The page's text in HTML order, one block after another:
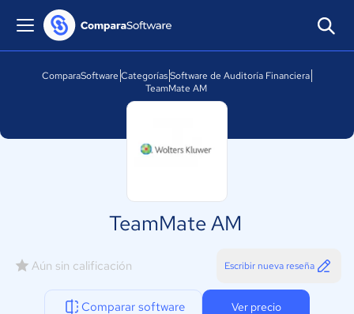
ComparaSoftware CategoríasSoftware de Auditoría Financiera
TeamMate AM
TeamMate AM
Aún sin calificación Escribir nueva reseña
Comparar software Ver precio